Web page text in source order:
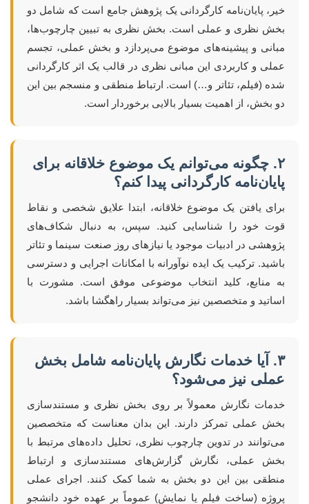
خیر، پایان‌نامه کارگردانی یک پژوهش جامع است که شامل دو
بخش نظری و عملی است. بخش نظری به تبیین چارچوب‌ها،
مبانی و پیشینه‌های موضوع می‌پردازد و بخش عملی، تجسم
عملی و کاربردی این مبانی نظری در قالب یک اثر کارگردانی
شده (فیلم، تئاتر و…) است. ارتباط منطقی و منسجم بین این
دو بخش، از اهمیت بسیار بالایی برخوردار است.
۲. چگونه می‌توانم یک موضوع خلاقانه برای
پایان‌نامه کارگردانی پیدا کنم؟
برای یافتن یک موضوع خلاقانه، ابتدا علایق شخصی و نقاط
قوت خود را شناسایی کنید. سپس، به دنبال شکاف‌های
پژوهشی در ادبیات موجود یا نیازهای روز صنعت سینما و تئاتر
باشید. ترکیب یک ایده نوآورانه با امکانات اجرایی و دسترسی
به منابع، کلید انتخاب موضوعی موفق است. مشورت با
اساتید و متخصصین نیز می‌تواند بسیار راهگشا باشد.
۳. آیا خدمات نگارش پایان‌نامه شامل بخش
عملی نیز می‌شود؟
خدمات نگارش معمولاً بر روی بخش نظری و مستندسازی
بخش عملی تمرکز دارند. این بدان معناست که متخصصین
می‌توانند در تدوین چارچوب نظری، تحلیل داده‌های مرتبط با
بخش عملی، نگارش گزارش‌های مستندسازی و ارتباط
منطقی بین این دو بخش به شما کمک کنند. اجرای عملی
پروژه (ساخت فیلم یا نمایش) عموماً بر عهده خود دانشجو